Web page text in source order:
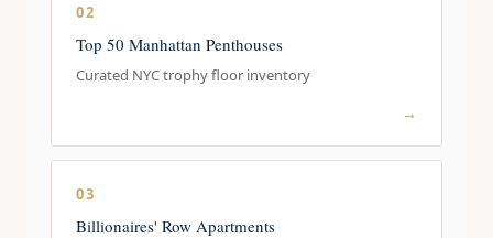
02
Top 50 Manhattan Penthouses
Curated NYC trophy floor inventory
→
03
Billionaires' Row Apartments